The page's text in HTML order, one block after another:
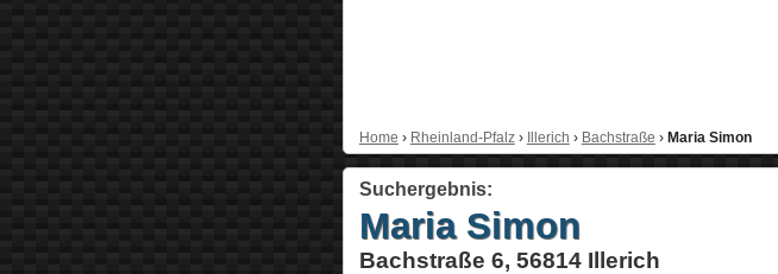
Home › Rheinland-Pfalz› Illerich › Bachstraße › Maria Simon
Suchergebnis:
Maria Simon
Bachstraße 6, 56814 Illerich